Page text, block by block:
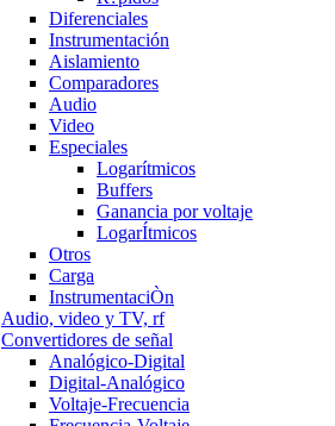
Diferenciales
Instrumentación
Aislamiento
Comparadores
Audio
Video
Especiales
Logarítmicos
Buffers
Ganancia por voltaje
LogarÍtmicos
Otros
Carga
InstrumentaciÒn
Audio, video y TV, rf
Convertidores de señal
Analógico-Digital
Digital-Analógico
Voltaje-Frecuencia